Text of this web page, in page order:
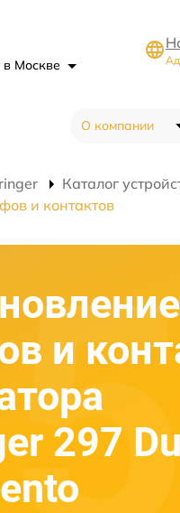
в Москве
О компании
Каталог
и контактов
и
297